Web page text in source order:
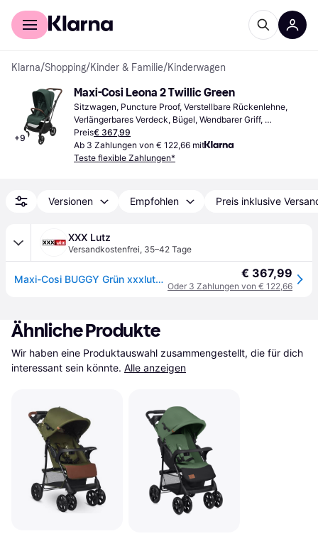
Für Shopper
Klarna/Shopping/Kinder & Familie/Kinderwagen
+9
Maxi-Cosi Leona 2 Twillic Green
Sitzwagen, Puncture Proof, Verstellbare Rückenlehne,
Verlängerbares Verdeck, Bügel, Wendbarer Griff,
Regenschutz, Verstellbare Fußstütze, Einhandbedienung,
Drehbarer Sitz, Abnehmbare Räder, Warenkorb, Grün
Preis€ 367,99
Ab 3 Zahlungen von € 122,66 mit
Teste flexible Zahlungen*
Versionen Empfohlen Preis inklusive
XXX Lutz
Versandkostenfrei, 35–42 Tage
Maxi-Cosi BUGGY Grün xxxlutz.at € 367,99
Oder 3 Zahlungen von € 122,66
Ähnliche Produkte
Wir haben eine Produktauswahl zusammengestellt, die für dich
interessant sein könnte. Alle anzeigen